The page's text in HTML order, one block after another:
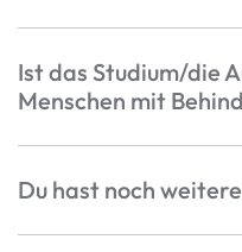
Ist das Studium/die
Menschen mit
Du hast noch